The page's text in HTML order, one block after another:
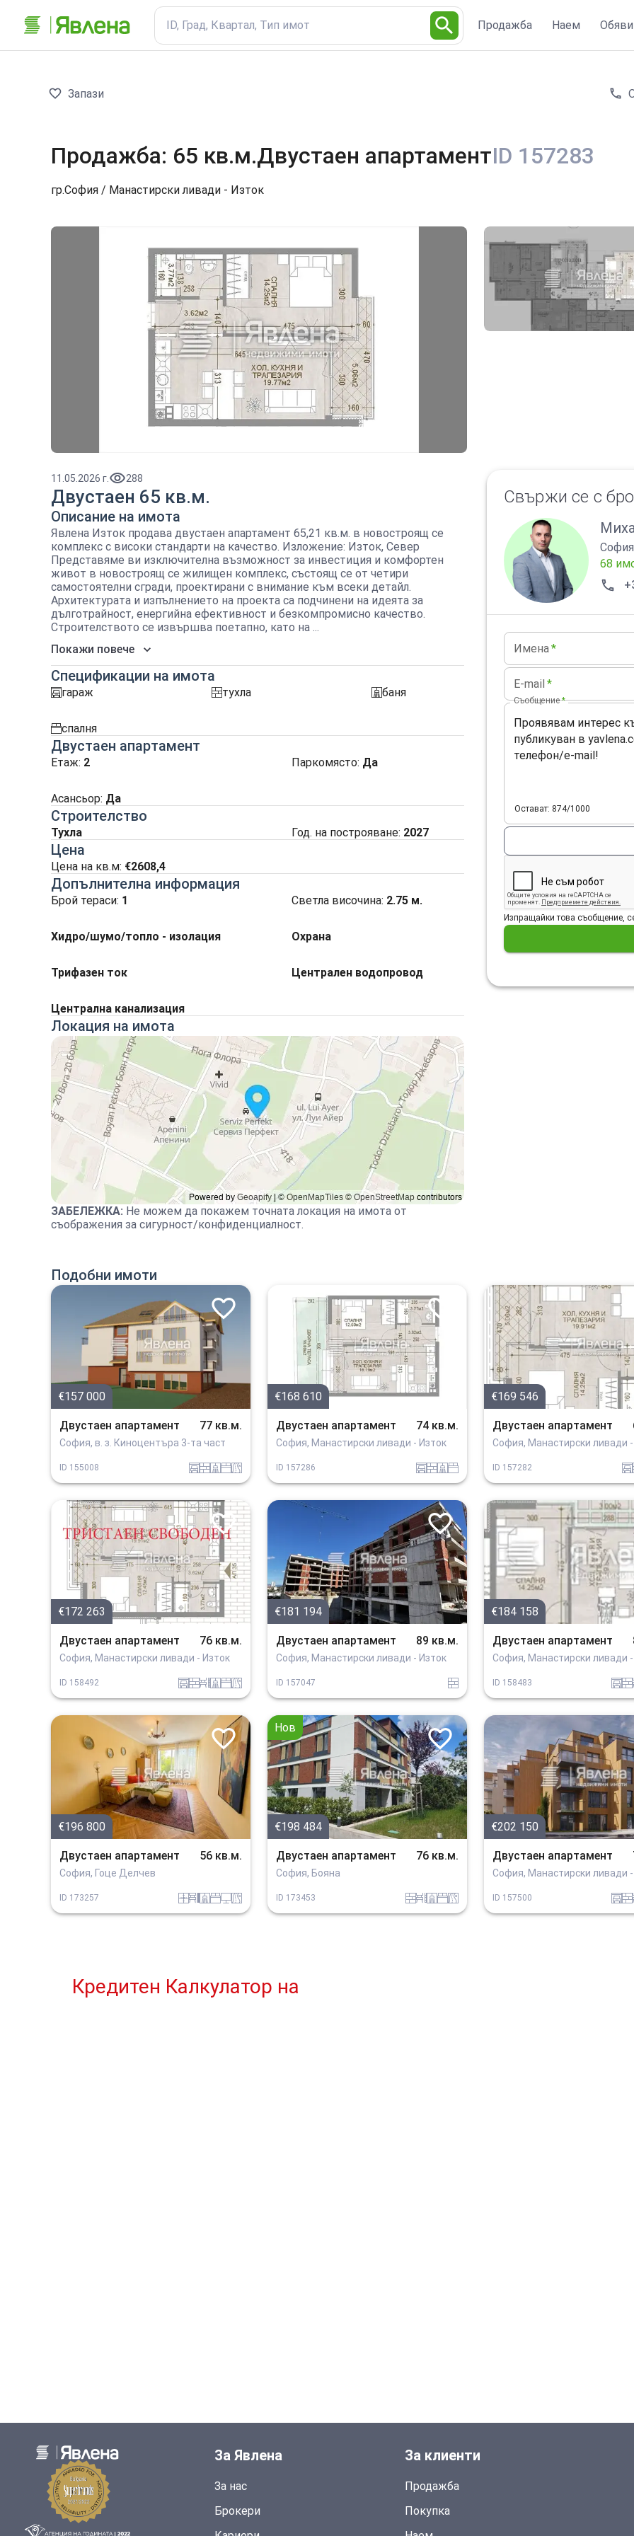
ID, Град, Квартал, Тип имот Продажба Наем
Запази
Продажба: 65 кв.м.Двустаен апартаментID 157283
гр.София / Манастирски ливади - Изток
11.05.2026 г. 288
Двустаен 65 кв.м.
Описание на имота
Явлена Изток продава двустаен апартамент 65,21 кв.м. в новостроящ се
комплекс с високи стандарти на качество. Изложение: Изток, Север
Представяме ви изключителна възможност за инвестиция и комфортен
живот в новостроящ се жилищен комплекс, състоящ се от четири
самостоятелни сгради, проектирани с внимание към всеки детайл.
Архитектурата и изпълнението на проекта са подчинени на идеята за
дълготрайност, енергийна ефективност и безкомпромисно качество.
Строителството се извършва поетапно, като на ...
Покажи повече
Спецификации на имота
garajгараж tuhlaтухла sanitarno_pomeshtenieбаня
spalniaспалня
Двустаен апартамент
Етаж: 2 Паркомясто: Да
Асансьор: Да
Строителство
Тухла Год. на построяване: 2027
Цена
Цена на кв.м: €2608,4
Допълнителна информация
Брой тераси: 1 Светла височина: 2.75 м.
Хидро/шумо/топло - изолация Охрана
Трифазен ток Централен водопровод
Централна канализация
Локация на имота
ЗАБЕЛЕЖКА: Не можем да покажем точната локация на имота от
съображения за сигурност/конфиденциалност.
Свържи се с
София
68
Имена*
E-mail *
Съобщение*
Остават: 874/1000
Изпращайки това съобщение,
Подобни имоти
€157 000
Двустаен апартамент 77 кв.м.
София, в. з. Киноцентъра 3-та част
ID 155008 garajtuhla sanitarno_pomeshtenie spalniav_blizost_do_asfaltiran_put
€168 610
Двустаен апартамент 74 кв.м.
София, Манастирски ливади - Изток
ID 157286 garajtuhla sanitarno_pomeshtenie spalnia
€169 546
Двустаен апартамент
София, Манастирски ливади
ID 157282 garaj
€172 263
Двустаен апартамент 76 кв.м.
София, Манастирски ливади - Изток
ID 158492 garajtuhlaobzavejdne_0 sanitarno_pomeshtenie spalniav_blizost_do_asfaltiran_put
€181 194
Двустаен апартамент 89 кв.м.
София, Манастирски ливади - Изток
ID 157047 tuhla
€184 158
Двустаен апартамент
София, Манастирски ливади
ID 158483 garajtuhla
€196 800
Двустаен апартамент 56 кв.м.
София, Гоце Делчев
ID 173257 panelobzavejdne_4 sanitarno_pomeshtenie spalniatehnika v_blizost_do_asfaltiran_put
Нов
€198 484
Двустаен апартамент 76 кв.м.
София, Бояна
ID 173453 tuhlaobzavejdne_0 sanitarno_pomeshtenie spalniav_blizost_do_asfaltiran_put
€202 150
Двустаен апартамент
София, Манастирски ливади
ID 157500 garajtuhla
Кредитен Калкулатор на
За Явлена
За нас
Брокери
За клиенти
Продажба
Покупка